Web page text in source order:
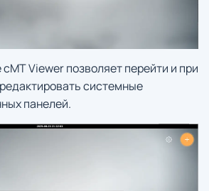
Viewer позволяет перейти и при
системные
панелей.